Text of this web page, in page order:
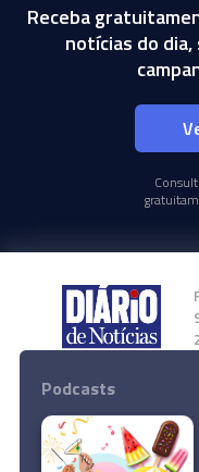
Receba
notícias do
Podcasts